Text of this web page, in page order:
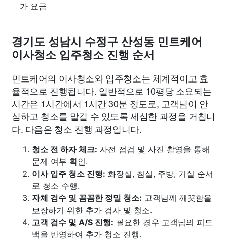
가 요금
경기도 성남시 수정구 산성동 민트케어
이사청소 입주청소 진행 순서
민트케어의 이사청소와 입주청소는 체계적이고 효
율적으로 진행됩니다. 일반적으로 10평당 소요되는
시간은 1시간에서 1시간 30분 정도로, 고객님이 안
심하고 청소를 맡길 수 있도록 세심한 과정을 거칩니
다. 다음은 청소 진행 과정입니다.
청소 전 하자 체크: 사전 점검 및 사진 촬영을 통해
문제 여부 확인.
이사 입주 청소 진행: 화장실, 침실, 주방, 거실 순서
로 청소 수행.
자체 검수 및 꼼꼼한 정밀 청소: 고객님께 깨끗함을
보장하기 위한 추가 검사 및 청소.
고객 검수 및 A/S 진행: 필요한 경우 고객님의 피드
백을 반영하여 추가 청소 진행.